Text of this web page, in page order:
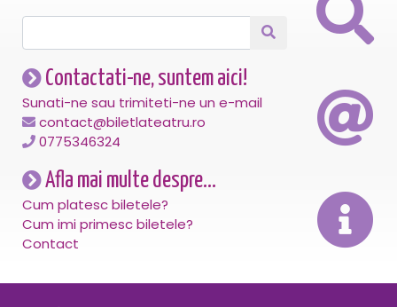
Contactati-ne, suntem aici!
Sunati-ne sau trimiteti-ne un e-mail
contact@biletlateatru.ro
0775346324
Afla mai multe despre...
Cum platesc biletele?
Cum imi primesc biletele?
Contact